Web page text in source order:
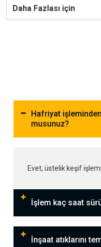
Daha Fazlası için
Hafriyat
musunuz?
Evet, üstelik keşif
İşlem kaç saat
İnşaat atıklarını